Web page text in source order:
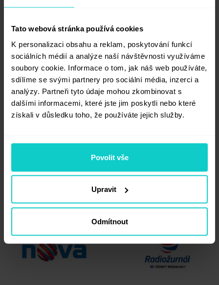
Tato webová stránka používá cookies
K personalizaci obsahu a reklam, poskytování funkcí
sociálních médií a analýze naší návštěvnosti využíváme
soubory cookie. Informace o tom, jak náš web používáte,
sdílíme se svými partnery pro sociální média, inzerci a
analýzy. Partneři tyto údaje mohou zkombinovat s
dalšími informacemi, které jste jim poskytli nebo které
získali v důsledku toho, že používáte jejich služby.
Povolit vše
Upravit
Odmítnout
tam může umístit odkaz na svoji stránku bez
Příklad 2:Do odborného článku na jakékoli
téma můžete zahrnout odkaz směřující
na článek na podobné téma na webové
stránce inzerenta s kotvou „Více informací“
nebo „Zjistit více“.
2. Publikujte odkazy ve vyhrazených
Příklad:Jedna ztematických stránek
odkazuje na partnery z vyhrazené sekce